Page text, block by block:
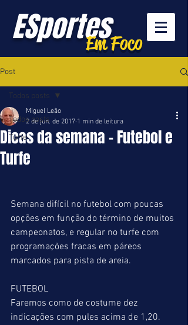
ESportesEm Foco
Post
Todos posts
Turfe
Todos posts
Dicas da semana - Futebol e
Turfe
Miguel Leão
2 de jun. de 2017 1 min de leitura
Semana difícil no futebol com poucas
opções em função do término de muitos
campeonatos, e regular no turfe com
programações fracas em páreos
marcados para pista de areia.
FUTEBOL
Faremos como de costume dez
indicações com pules acima de 1,20.